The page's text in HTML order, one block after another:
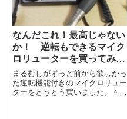
なんだこれ！最高じゃない
か！ 逆転もできるマイク
ロリューターを買ってみ
た アルゴファイル スタ
ーライトセット
SBH35nST-B-3024
まるむしがずっと前から欲しかっ
た逆転機能付きのマイクロリュー
ターをとうとう買いました。＾＾